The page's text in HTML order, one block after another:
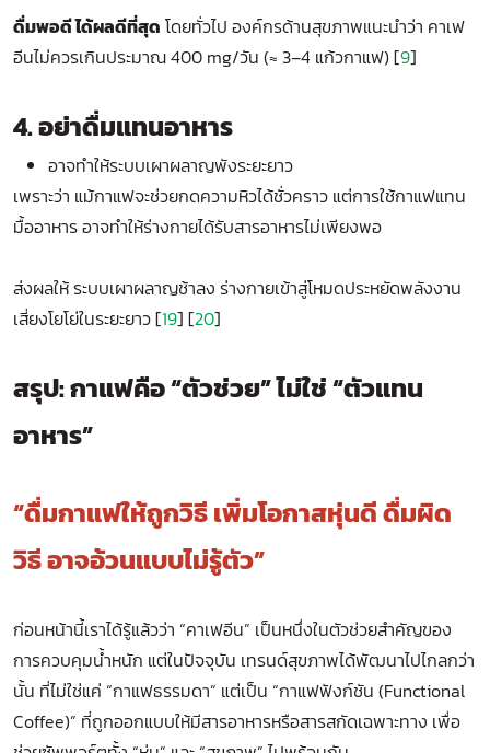
ดื่มพอดี ได้ผลดีที่สุด โดยทั่วไป องค์กรด้านสุขภาพแนะนำว่า คาเฟ
อีนไม่ควรเกินประมาณ 400 mg/วัน (≈ 3–4 แก้วกาแฟ) [9]
4. อย่าดื่มแทนอาหาร
อาจทำให้ระบบเผาผลาญพังระยะยาว
เพราะว่า แม้กาแฟจะช่วยกดความหิวได้ชั่วคราว แต่การใช้กาแฟแทน
มื้ออาหาร อาจทำให้ร่างกายได้รับสารอาหารไม่เพียงพอ
ส่งผลให้ ระบบเผาผลาญช้าลง ร่างกายเข้าสู่โหมดประหยัดพลังงาน
เสี่ยงโยโย่ในระยะยาว [19] [20]
สรุป: กาแฟคือ “ตัวช่วย” ไม่ใช่ “ตัวแทน
อาหาร”
“ดื่มกาแฟให้ถูกวิธี เพิ่มโอกาสหุ่นดี ดื่มผิด
วิธี อาจอ้วนแบบไม่รู้ตัว”
ก่อนหน้านี้เราได้รู้แล้วว่า “คาเฟอีน” เป็นหนึ่งในตัวช่วยสำคัญของ
การควบคุมน้ำหนัก แต่ในปัจจุบัน เทรนด์สุขภาพได้พัฒนาไปไกลกว่า
นั้น ที่ไม่ใช่แค่ “กาแฟธรรมดา” แต่เป็น “กาแฟฟังก์ชัน (Functional
Coffee)” ที่ถูกออกแบบให้มีสารอาหารหรือสารสกัดเฉพาะทาง เพื่อ